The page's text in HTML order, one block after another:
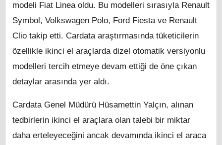
modeli Fiat Linea oldu. Bu modelleri sırasıyla Renault
Symbol, Volkswagen Polo, Ford Fiesta ve Renault
Clio takip etti. Cardata araştırmasında tüketicilerin
özellikle ikinci el araçlarda dizel otomatik versiyonlu
modelleri tercih etmeye devam ettiği de öne çıkan
detaylar arasında yer aldı.
Cardata Genel Müdürü Hüsamettin Yalçın, alınan
tedbirlerin ikinci el araçlara olan talebi bir miktar
daha erteleyeceğini ancak devamında ikinci el araca